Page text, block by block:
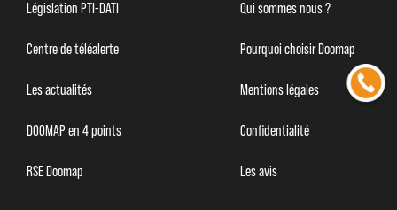
Législation PTI-DATI
Centre de téléalerte
Les actualités
DOOMAP en 4 points
RSE Doomap
Qui sommes nous ?
Pourquoi choisir Doomap
Mentions légales
Confidentialité
Les avis